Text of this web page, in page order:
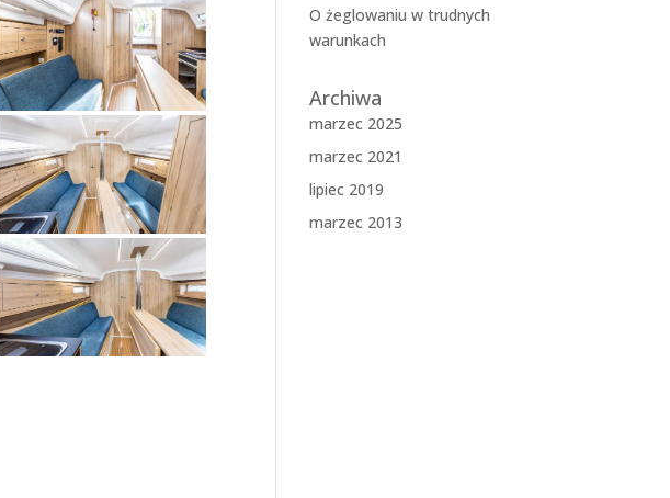
O żeglowaniu w trudnych
warunkach
Archiwa
marzec 2025
marzec 2021
lipiec 2019
marzec 2013